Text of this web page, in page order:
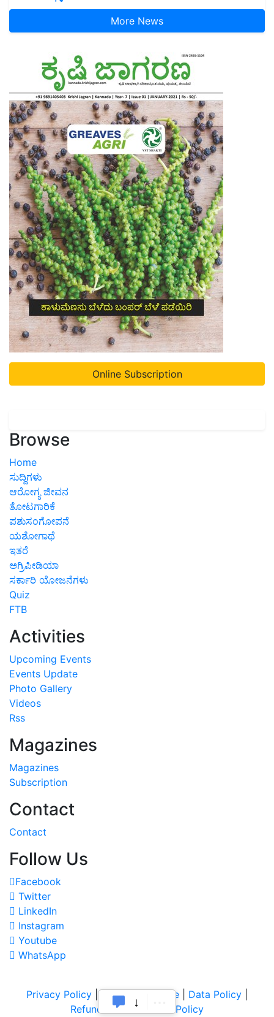
More News
Online Subscription
Browse
Home
ಸುದ್ದಿಗಳು
ಆರೋಗ್ಯ ಜೀವನ
ತೋಟಗಾರಿಕೆ
ಪಶುಸಂಗೋಪನೆ
ಯಶೋಗಾಥೆ
ಇತರೆ
ಅಗ್ರಿಪೀಡಿಯಾ
ಸರ್ಕಾರಿ ಯೋಜನೆಗಳು
Quiz
FTB
Activities
Upcoming Events
Events Update
Photo Gallery
Videos
Rss
Magazines
Magazines
Subscription
Contact
Contact
Follow Us
Facebook
Twitter
LinkedIn
Instagram
Youtube
WhatsApp
Privacy Policy |Terms of Service Data Policy
Refund & Cancellation Policy